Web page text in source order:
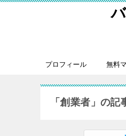
プロフィール 無料
「創業者」の記